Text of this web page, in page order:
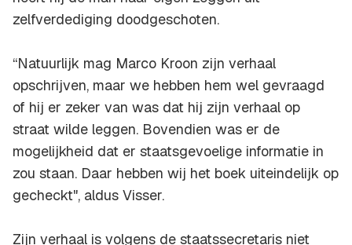
zelfverdediging doodgeschoten.
“Natuurlijk mag Marco Kroon zijn verhaal
opschrijven, maar we hebben hem wel gevraagd
of hij er zeker van was dat hij zijn verhaal op
straat wilde leggen. Bovendien was er de
mogelijkheid dat er staatsgevoelige informatie in
zou staan. Daar hebben wij het boek uiteindelijk op
gecheckt", aldus Visser.
Zijn verhaal is volgens de staatssecretaris niet